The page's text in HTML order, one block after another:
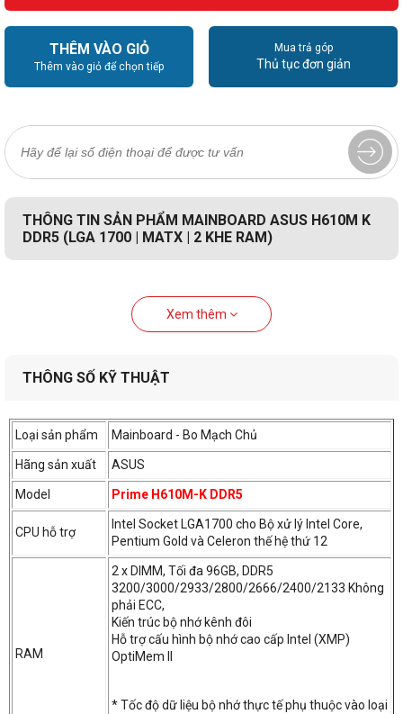
THÊM VÀO GIỎ
Thêm vào giỏ để chọn tiếp
Mua trả góp
Thủ tục đơn giản
THÔNG TIN SẢN PHẨM MAINBOARD ASUS H610M K
DDR5 (LGA 1700 | MATX | 2 KHE RAM)
Xem thêm
THÔNG SỐ KỸ THUẬT
Loại sản phẩm Mainboard - Bo Mạch Chủ
Hãng sản xuất ASUS
Model Prime H610M-K DDR5
CPU hỗ trợ
Intel Socket LGA1700 cho Bộ xử lý Intel Core,
Pentium Gold và Celeron thế hệ thứ 12
RAM
2 x DIMM, Tối đa 96GB, DDR5
3200/3000/2933/2800/2666/2400/2133 Không
phải ECC,
Kiến trúc bộ nhớ kênh đôi
Hỗ trợ cấu hình bộ nhớ cao cấp Intel (XMP)
OptiMem II
* Tốc độ dữ liệu bộ nhớ thực tế phụ thuộc vào loại